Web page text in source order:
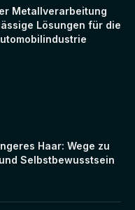
Metallverarbeitung
Lösungen für die
Haar: Wege zu
Selbstbewusstsein